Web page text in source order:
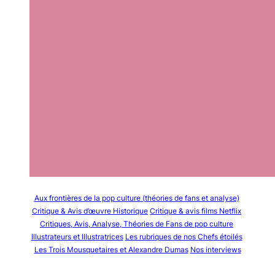
Aux frontières de la pop culture (théories de fans et analyse)
Critique & Avis d’œuvre Historique Critique & avis films Netflix
Critiques, Avis, Analyse, Théories de Fans de pop culture
Illustrateurs et Illustratrices Les rubriques de nos Chefs étoilés
Les Trois Mousquetaires et Alexandre Dumas Nos interviews